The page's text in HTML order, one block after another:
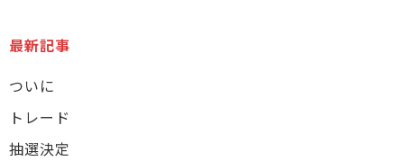
最新記事
ついに
トレード
抽選決定